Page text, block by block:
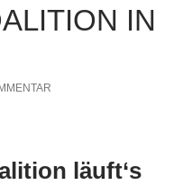
IN
läuft‘s